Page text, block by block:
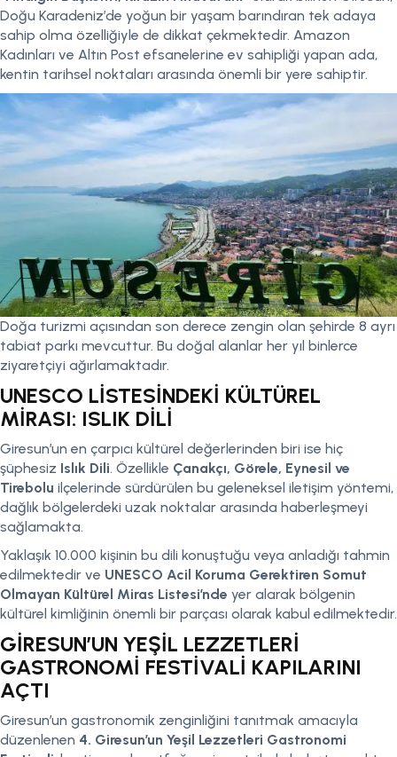
Doğu Karadeniz’de yoğun bir yaşam barındıran tek adaya
sahip olma özelliğiyle de dikkat çekmektedir. Amazon
Kadınları ve Altın Post efsanelerine ev sahipliği yapan ada,
kentin tarihsel noktaları arasında önemli bir yere sahiptir.
Doğa turizmi açısından son derece zengin olan şehirde 8 ayrı
tabiat parkı mevcuttur. Bu doğal alanlar her yıl binlerce
ziyaretçiyi ağırlamaktadır.
UNESCO LİSTESİNDEKİ KÜLTÜREL
MİRASI: ISLIK DİLİ
Giresun’un en çarpıcı kültürel değerlerinden biri ise hiç
şüphesiz Islık Dili. Özellikle Çanakçı, Görele, Eynesil ve
Tirebolu ilçelerinde sürdürülen bu geleneksel iletişim yöntemi,
dağlık bölgelerdeki uzak noktalar arasında haberleşmeyi
sağlamakta.
Yaklaşık 10.000 kişinin bu dili konuştuğu veya anladığı tahmin
edilmektedir ve UNESCO Acil Koruma Gerektiren Somut
Olmayan Kültürel Miras Listesi’nde yer alarak bölgenin
kültürel kimliğinin önemli bir parçası olarak kabul edilmektedir.
GİRESUN’UN YEŞİL LEZZETLERİ
GASTRONOMİ FESTİVALİ KAPILARINI
AÇTI
Giresun’un gastronomik zenginliğini tanıtmak amacıyla
düzenlenen 4. Giresun’un Yeşil Lezzetleri Gastronomi